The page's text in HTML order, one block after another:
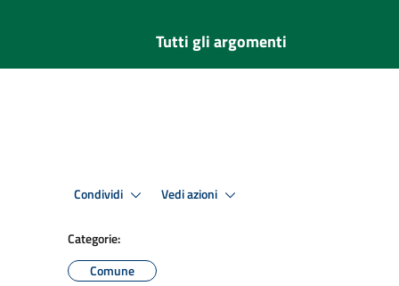
Tutti gli argomenti
Condividi Vedi azioni
Categorie:
Comune